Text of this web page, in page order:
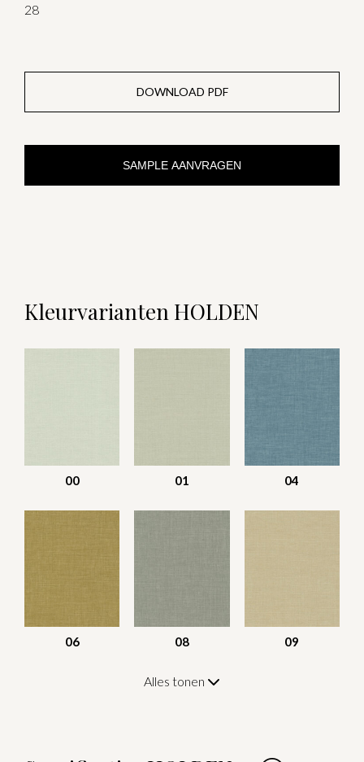
28
DOWNLOAD PDF
SAMPLE AANVRAGEN
Kleurvarianten HOLDEN
00 01 04
06 08 09
Alles tonen